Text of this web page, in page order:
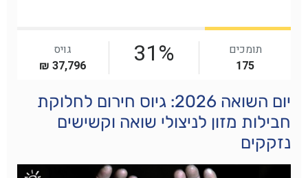
יום השואה 2026: גיוס חירום לחלוקת
חבילות מזון לניצולי שואה וקשישים
נזקקים